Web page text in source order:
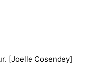
[Joelle Cosendey]